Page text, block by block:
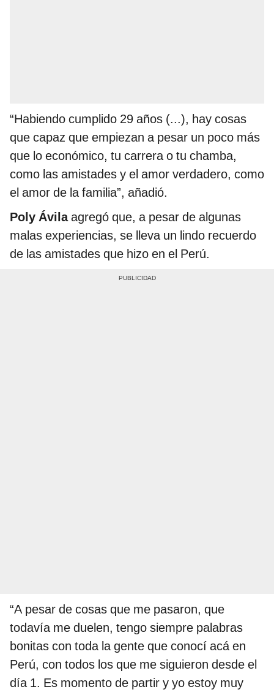
“Habiendo cumplido 29 años (...), hay cosas
que capaz que empiezan a pesar un poco más
que lo económico, tu carrera o tu chamba,
como las amistades y el amor verdadero, como
el amor de la familia”, añadió.
Poly Ávilaagregó que, a pesar de algunas
malas experiencias, se lleva un lindo recuerdo
de las amistades que hizo en el Perú.
“A pesar de cosas que me pasaron, que
todavía me duelen, tengo siempre palabras
bonitas con toda la gente que conocí acá en
Perú, con todos los que me siguieron desde el
día 1. Es momento de partir y yo estoy muy